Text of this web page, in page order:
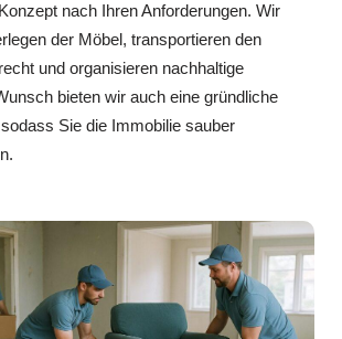
nach Ihren Anforderungen. Wir
der Möbel, transportieren den
und organisieren nachhaltige
bieten wir auch eine gründliche
Sie die Immobilie sauber